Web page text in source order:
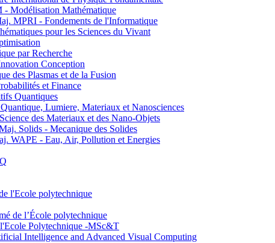
Modélisation Mathématique
MPRI - Fondements de l'Informatique
pour les Sciences du Vivant
par Recherche
Conception
des Plasmas et de la Fusion
et Finance
Quantiques
Lumiere, Materiaux et Nanosciences
des Materiaux et des Nano-Objets
Solids - Mecanique des Solides
WAPE - Eau, Air, Pollution et Energies
l'Ecole polytechnique
de l’École polytechnique
Polytechnique -MSc&T
Intelligence and Advanced Visual Computing